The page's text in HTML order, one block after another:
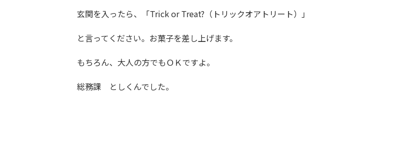
玄関を入ったら、「Trick or Treat?（トリックオアトリート）」
と言ってください。お菓子を差し上げます。
もちろん、大人の方でもＯＫですよ。
総務課 としくんでした。